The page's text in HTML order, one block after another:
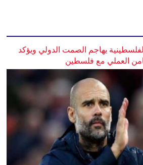
الفلسطينية يهاجم الصمت الدولي ويؤكد
العملي مع فلسطين